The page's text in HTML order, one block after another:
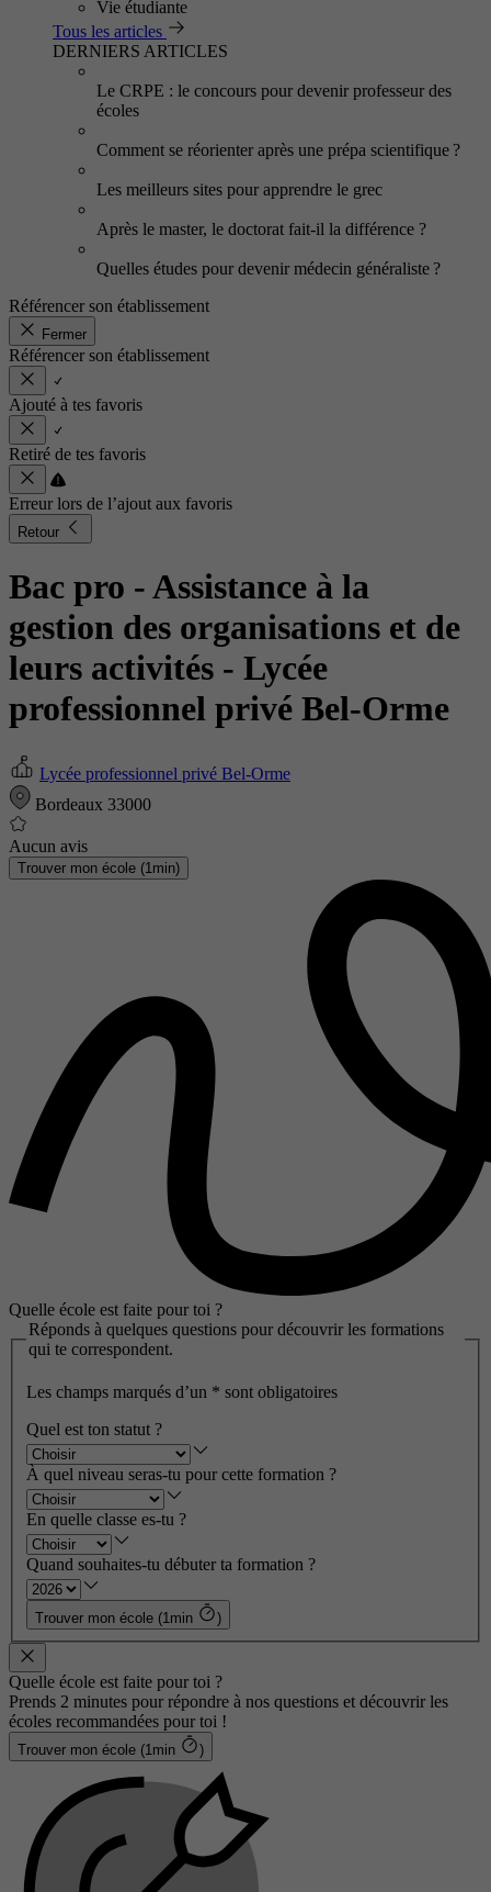
Vie étudiante
Tous les articles
DERNIERS ARTICLES
Le CRPE : le concours pour devenir professeur des
écoles
Comment se réorienter après une prépa scientifique ?
Les meilleurs sites pour apprendre le grec
Après le master, le doctorat fait-il la différence ?
Quelles études pour devenir médecin généraliste ?
Référencer son établissement
Fermer
Référencer son établissement
Ajouté à tes favoris
Retiré de tes favoris
Erreur lors de l’ajout aux favoris
Retour
Bac pro - Assistance à la
gestion des organisations et de
leurs activités - Lycée
professionnel privé Bel-Orme
Lycée professionnel privé Bel-Orme
Bordeaux 33000
Aucun avis
Trouver mon école (1min)
Quelle école est faite pour toi ?
Réponds à quelques questions pour découvrir les formations
qui te correspondent.
Les champs marqués d’un * sont obligatoires
Quel est ton statut ?
À quel niveau seras-tu pour cette formation ?
En quelle classe es-tu ?
Quand souhaites-tu débuter ta formation ?
Trouver mon école (1min )
Quelle école est faite pour toi ?
Prends 2 minutes pour répondre à nos questions et découvrir les
écoles recommandées pour toi !
Trouver mon école (1min )